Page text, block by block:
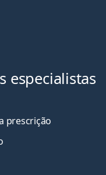
especialistas
prescrição